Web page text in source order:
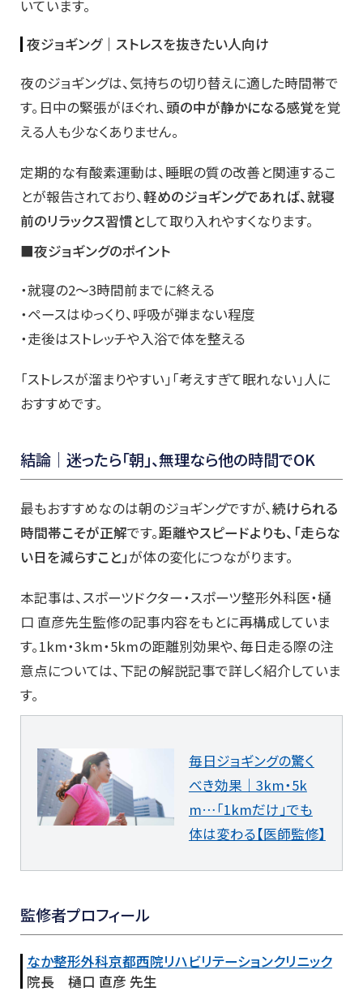
いています。
夜ジョギング｜ストレスを抜きたい人向け
夜のジョギングは、気持ちの切り替えに適した時間帯で
す。日中の緊張がほぐれ、頭の中が静かになる感覚を覚
える人も少なくありません。
定期的な有酸素運動は、睡眠の質の改善と関連するこ
とが報告されており、軽めのジョギングであれば、就寝
前のリラックス習慣として取り入れやすくなります。
■夜ジョギングのポイント
・就寝の2〜3時間前までに終える
・ペースはゆっくり、呼吸が弾まない程度
・走後はストレッチや入浴で体を整える
「ストレスが溜まりやすい」「考えすぎて眠れない」人に
おすすめです。
結論｜迷ったら「朝」、無理なら他の時間でOK
最もおすすめなのは朝のジョギングですが、続けられる
時間帯こそが正解です。距離やスピードよりも、「走らな
い日を減らすこと」が体の変化につながります。
本記事は、スポーツドクター・スポーツ整形外科医・樋
口 直彦先生監修の記事内容をもとに再構成していま
す。1km・3km・5kmの距離別効果や、毎日走る際の注
意点については、下記の解説記事で詳しく紹介していま
す。
毎日ジョギングの驚く
べき効果｜3km・5k
m…「1kmだけ」でも
体は変わる【医師監修】
監修者プロフィール
なか整形外科京都西院リハビリテーションクリニック
院長 樋口 直彦 先生